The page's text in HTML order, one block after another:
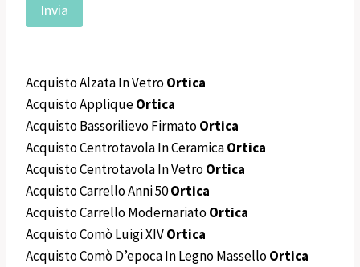
Acquisto Alzata In VetroOrtica
Acquisto AppliqueOrtica
Acquisto Bassorilievo FirmatoOrtica
Acquisto Centrotavola In CeramicaOrtica
Acquisto Centrotavola In VetroOrtica
Acquisto Carrello Anni 50Ortica
Acquisto Carrello ModernariatoOrtica
Acquisto Comò Luigi XIVOrtica
Acquisto Comò D’epoca In Legno MasselloOrtica